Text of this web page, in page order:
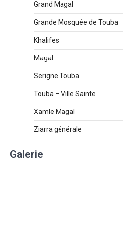
Grand Magal
Grande Mosquée de Touba
Khalifes
Magal
Serigne Touba
Touba – Ville Sainte
Xamle Magal
Ziarra générale
Galerie